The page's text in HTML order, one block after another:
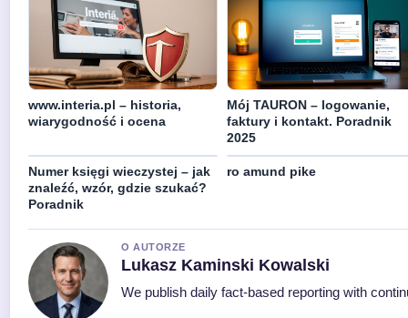
www.interia.pl – historia,
wiarygodność i ocena
Mój TAURON – logowanie,
faktury i kontakt. Poradnik
2025
Numer księgi wieczystej – jak
znaleźć, wzór, gdzie szukać?
Poradnik
ro amund pike
O AUTORZE
Lukasz Kaminski Kowalski
We publish daily fact-based reporting with